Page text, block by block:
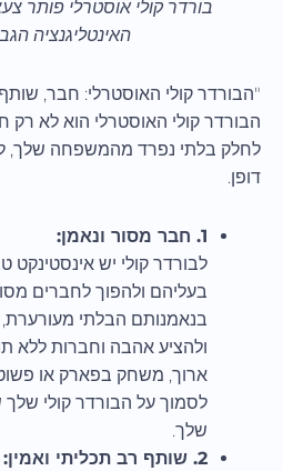
בורדר קולי אוסטרלי פותר
האינטליגנציה
"הבורדר קולי האוסטרלי: חבר,
הבורדר קולי האוסטרלי הוא לא רק
לחלק בלתי נפרד מהמשפחה שלך,
דופן.
1. חבר מסור ונאמן:
לבורדר קולי יש אינסטינקט
בעליהם ולהפוך לחברים
בנאמנותם הבלתי מעורערת,
ולהציע אהבה וחברות ללא
ארוך, משחק בפארק או
לסמוך על הבורדר קולי שלך
שלך.
2. שותף רב תכליתי ואמין: